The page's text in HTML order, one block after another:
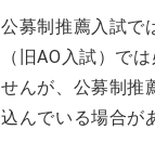
公募制推薦入試で
（旧AO入試）で
せんが、公募制推
込んでいる場合が